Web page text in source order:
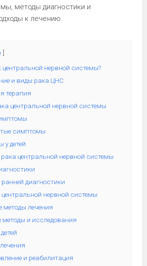
методы диагностики и
к лечению.
центральной нервной системы?
и виды рака ЦНС
терапия
центральной нервной системы
симптомы
у детей
центральной нервной системы
диагностики
центральной нервной системы
методы лечения
методы и исследования
и реабилитация